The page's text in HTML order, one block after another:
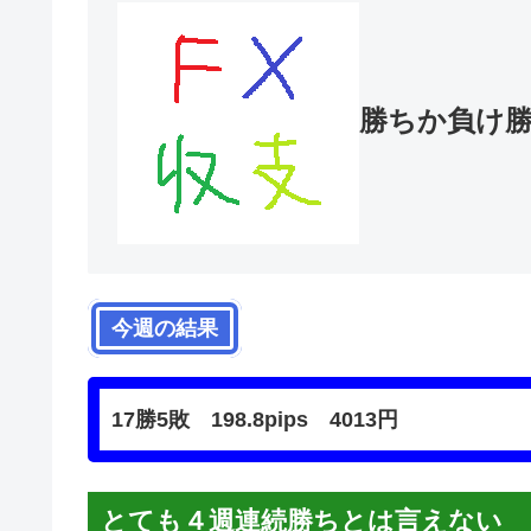
勝ちか負け
今週の結果
17勝5敗 198.8pips 4013円
とても４週連続勝ちとは言えない